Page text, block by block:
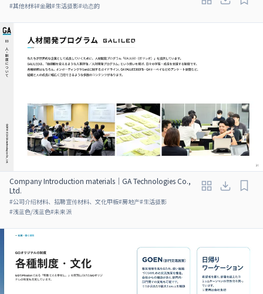
#其他材料#金融#生活摄影#动态的
Company Introduction materials｜GA Technologies Co.,
Ltd.
#公司介绍材料、招聘宣传材料、文化甲板#房地产#生活摄影
#浅蓝色/浅蓝色#未来派